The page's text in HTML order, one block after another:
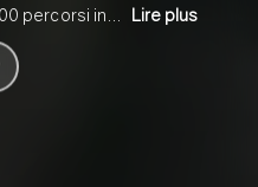
percorsi in…
Lire plus